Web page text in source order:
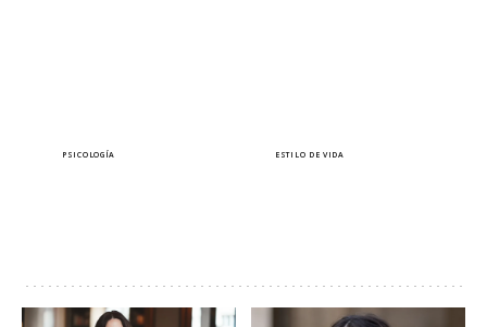
PSICOLOGÍA ESTILO DE VIDA